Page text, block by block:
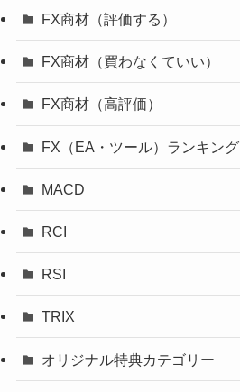
FX商材（評価する）
FX商材（買わなくていい）
FX商材（高評価）
FX（EA・ツール）ランキング
MACD
RCI
RSI
TRIX
オリジナル特典カテゴリー